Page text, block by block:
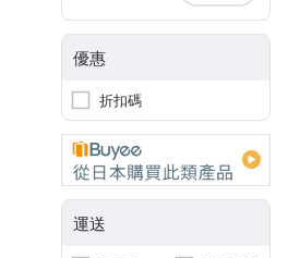
優惠
折扣碼
運送